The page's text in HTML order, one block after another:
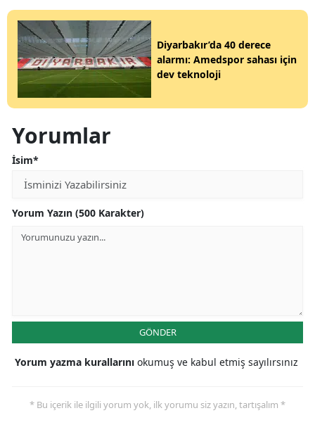
Diyarbakır’da 40 derece
alarmı: Amedspor sahası için
dev teknoloji
Yorumlar
İsim*
Yorum Yazın (500 Karakter)
GÖNDER
Yorum yazma kurallarını okumuş ve kabul etmiş sayılırsınız
* Bu içerik ile ilgili yorum yok, ilk yorumu siz yazın, tartışalım *